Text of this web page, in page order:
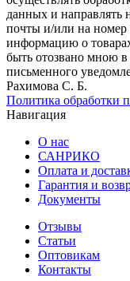
данных и направлять
почты и/или на номер
информацию о
быть отозвано мною
письменного
Рахимова С. Б.
Политика обработки
Навигация
О нас
САНРИКО
Оплата и
Гарантия и
Документы
Отзывы
Статьи
Оптовикам
Контакты